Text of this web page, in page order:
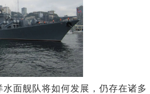
面舰队将如何发展，仍存在诸多